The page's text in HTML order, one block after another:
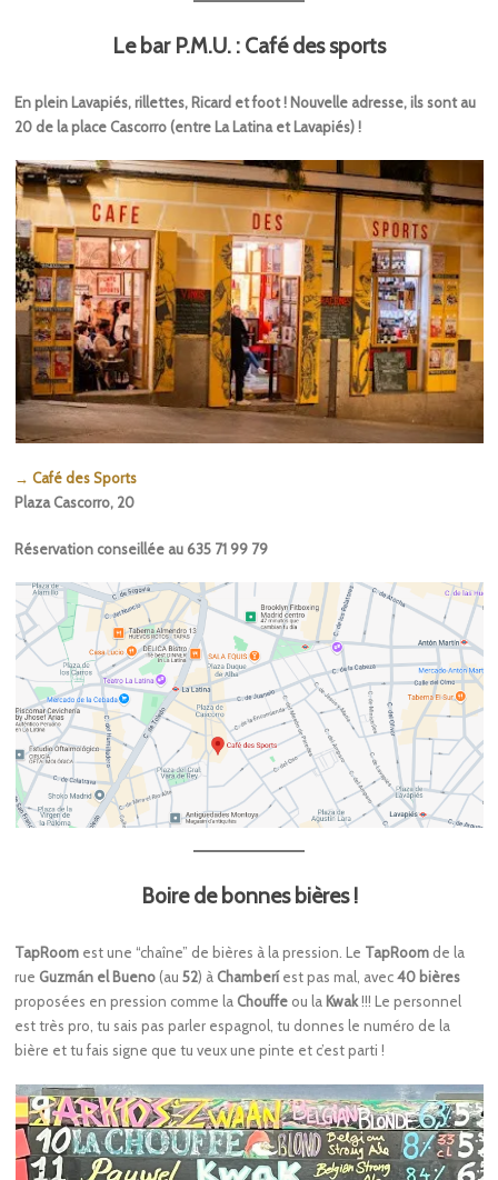
Le bar P.M.U. : Café des sports
En plein Lavapiés, rillettes, Ricard et foot ! Nouvelle adresse, ils sont au
20 de la place Cascorro (entre La Latina et Lavapiés) !
→ Café des Sports
Plaza Cascorro, 20
Réservation conseillée au 635 71 99 79
Boire de bonnes bières !
TapRoom est une “chaîne” de bières à la pression. Le TapRoom de la
rue Guzmán el Bueno (au52) à Chamberíest pas mal, avec40 bières
proposées en pression comme la Chouffe ou la Kwak!!! Le personnel
est très pro, tu sais pas parler espagnol, tu donnes le numéro de la
bière et tu fais signe que tu veux une pinte et c’est parti !